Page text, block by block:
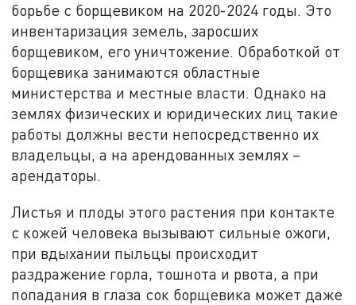
борьбе с борщевиком на 2020-2024 годы. Это
инвентаризация земель, заросших
борщевиком, его уничтожение. Обработкой от
борщевика занимаются областные
министерства и местные власти. Однако на
землях физических и юридических лиц такие
работы должны вести непосредственно их
владельцы, а на арендованных землях –
арендаторы.
Листья и плоды этого растения при контакте
с кожей человека вызывают сильные ожоги,
при вдыхании пыльцы происходит
раздражение горла, тошнота и рвота, а при
попадания в глаза сок борщевика может даже